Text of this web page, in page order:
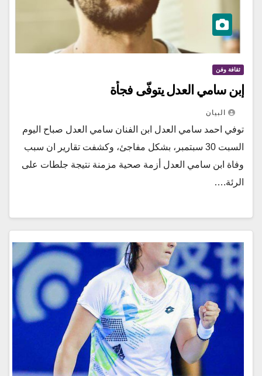
ثقافة وفن
إبن سامي العدل يتوفّى فجأة
البيان
توفي احمد سامي العدل ابن الفنان سامي العدل صباح اليوم
السبت 30 سبتمبر، بشكل مفاجئ، وكشفت تقارير ان سبب
وفاة ابن سامي العدل أزمة صحية مزمنة نتيجة جلطات على
الرئة.…